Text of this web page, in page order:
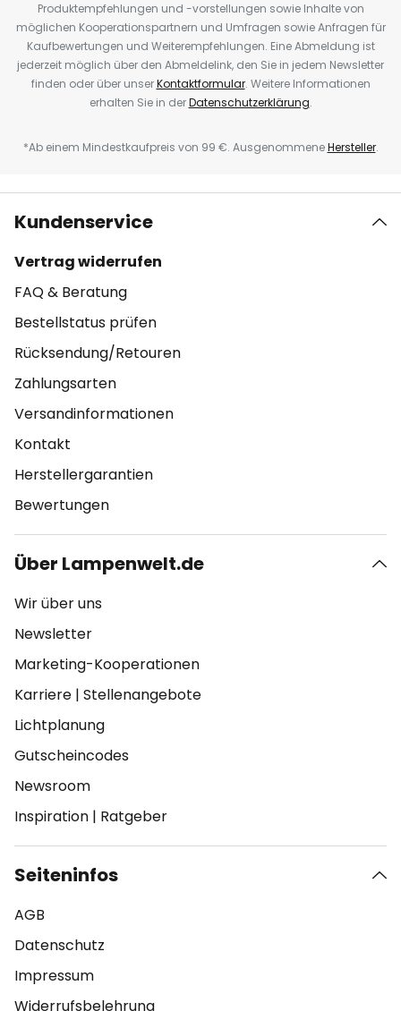
Produktempfehlungen und -vorstellungen sowie Inhalte von
möglichen Kooperationspartnern und Umfragen sowie Anfragen für
Kaufbewertungen und Weiterempfehlungen. Eine Abmeldung ist
jederzeit möglich über den Abmeldelink, den Sie in jedem Newsletter
finden oder über unserKontaktformular. Weitere Informationen
erhalten Sie in derDatenschutzerklärung.
*Ab einem Mindestkaufpreis von 99 €. AusgenommeneHersteller.
Kundenservice
Vertrag widerrufen
FAQ & Beratung
Bestellstatus prüfen
Rücksendung/Retouren
Zahlungsarten
Versandinformationen
Kontakt
Herstellergarantien
Bewertungen
Über Lampenwelt.de
Wir über uns
Newsletter
Marketing-Kooperationen
Karriere | Stellenangebote
Lichtplanung
Gutscheincodes
Newsroom
Inspiration | Ratgeber
Seiteninfos
AGB
Datenschutz
Impressum
Widerrufsbelehrung